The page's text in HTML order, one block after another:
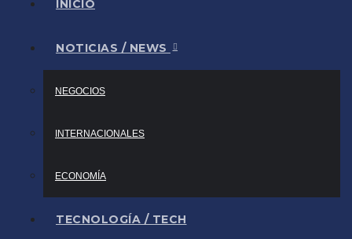
INICIO
NOTICIAS / NEWS
NEGOCIOS
INTERNACIONALES
ECONOMÍA
TECNOLOGÍA / TECH